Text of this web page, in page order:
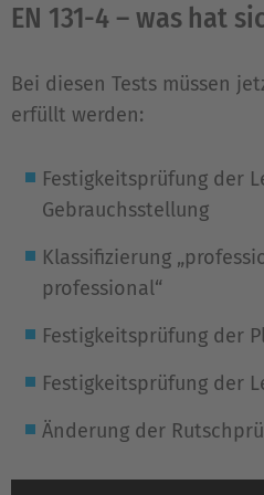
EN 131-4 – was hat
Bei diesen Tests müssen
erfüllt werden:
Festigkeitsprüfung der
Gebrauchsstellung
Klassifizierung
professional“
Festigkeitsprüfung der
Festigkeitsprüfung der
Änderung der